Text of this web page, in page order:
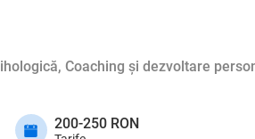
Coaching şi dezvoltare
200-250 RON